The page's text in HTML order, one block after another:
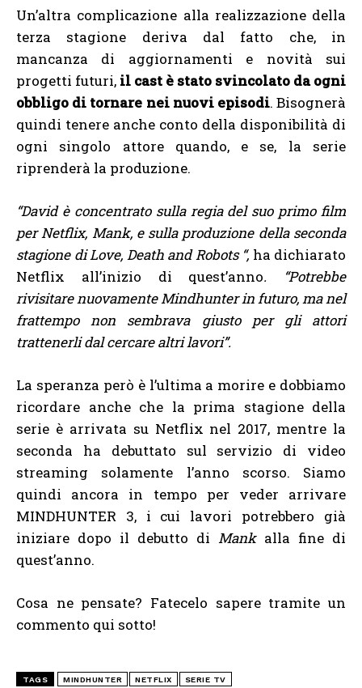
Un’altra complicazione alla realizzazione della
terza stagione deriva dal fatto che, in
mancanza di aggiornamenti e novità sui
progetti futuri, il cast è stato svincolato da ogni
obbligo di tornare nei nuovi episodi. Bisognerà
quindi tenere anche conto della disponibilità di
ogni singolo attore quando, e se, la serie
riprenderà la produzione.
“David è concentrato sulla regia del suo primo film
per Netflix, Mank, e sulla produzione della seconda
stagione di Love, Death and Robots “, ha dichiarato
Netflix all’inizio di quest’anno. “Potrebbe
rivisitare nuovamente Mindhunter in futuro, ma nel
frattempo non sembrava giusto per gli attori
trattenerli dal cercare altri lavori”.
La speranza però è l’ultima a morire e dobbiamo
ricordare anche che la prima stagione della
serie è arrivata su Netflix nel 2017, mentre la
seconda ha debuttato sul servizio di video
streaming solamente l’anno scorso. Siamo
quindi ancora in tempo per veder arrivare
MINDHUNTER 3, i cui lavori potrebbero già
iniziare dopo il debutto di Mankalla fine di
quest’anno.
Cosa ne pensate? Fatecelo sapere tramite un
commento qui sotto!
TAGS MINDHUNTER NETFLIX SERIE TV